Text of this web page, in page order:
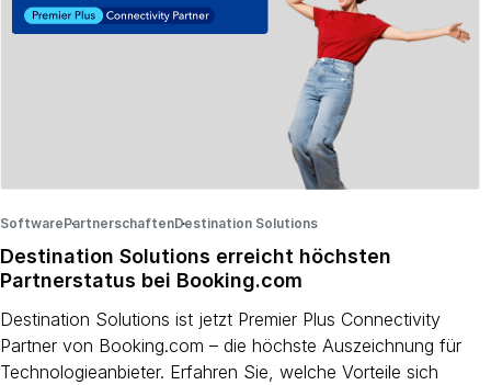
Software ·
Partnerschaften ·
Destination Solutions
Destination Solutions erreicht höchsten
Partnerstatus bei Booking.com
Destination Solutions ist jetzt Premier Plus Connectivity
Partner von Booking.com – die höchste Auszeichnung für
Technologieanbieter. Erfahren Sie, welche Vorteile sich